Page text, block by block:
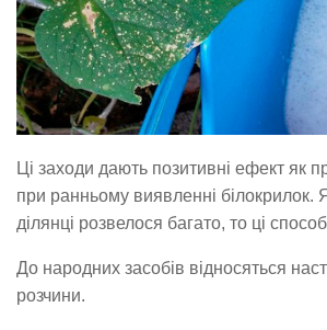
Ці заходи дають позитивні ефект як
при ранньому виявленні білокрилок.
ділянці розвелося багато, то ці
До народних засобів відносяться
розчини.